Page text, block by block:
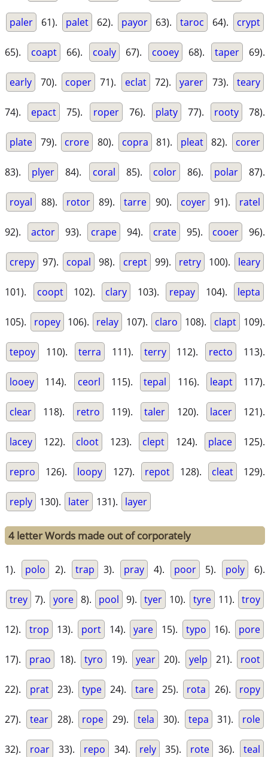
paler 61). palet 62). payor 63). taroc 64). crypt
65). coapt 66). coaly 67). cooey 68). taper 69).
early 70). coper 71). eclat 72). yarer 73). teary
74). epact 75). roper 76). platy 77). rooty 78).
plate 79). crore 80). copra 81). pleat 82). corer
83). plyer 84). coral 85). color 86). polar 87).
royal 88). rotor 89). tarre 90). coyer 91). ratel
92). actor 93). crape 94). crate 95). cooer 96).
crepy 97). copal 98). crept 99). retry 100). leary
101). coopt 102). clary 103). repay 104). lepta
105). ropey 106). relay 107). claro 108). clapt 109).
tepoy 110). terra 111). terry 112). recto 113).
looey 114). ceorl 115). tepal 116). leapt 117).
clear 118). retro 119). taler 120). lacer 121).
lacey 122). cloot 123). clept 124). place 125).
repro 126). loopy 127). repot 128). cleat 129).
reply 130). later 131). layer
4 letter Words made out of corporately
1). polo 2). trap 3). pray 4). poor 5). poly 6).
trey 7). yore 8). pool 9). tyer 10). tyre 11). troy
12). trop 13). port 14). yare 15). typo 16). pore
17). prao 18). tyro 19). year 20). yelp 21). root
22). prat 23). type 24). tare 25). rota 26). ropy
27). tear 28). rope 29). tela 30). tepa 31). role
32). roar 33). repo 34). rely 35). rote 36). teal